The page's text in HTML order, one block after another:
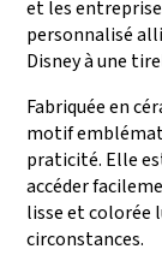
et les
personnalisé
Disney à une
Fabriquée en
motif
praticité. Elle
accéder
lisse et colorée
circonstances.